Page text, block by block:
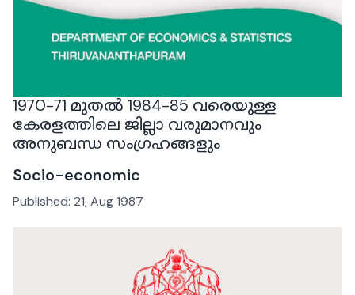
1970-71 മുതൽ 1984-85 വരെയുള്ള
കേരളത്തിലെ ജില്ലാ വരുമാനവും
അനുബന്ധ സംഗ്രഹങ്ങളും
Socio-economic
Published: 21, Aug 1987